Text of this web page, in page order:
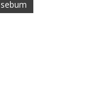
sebum